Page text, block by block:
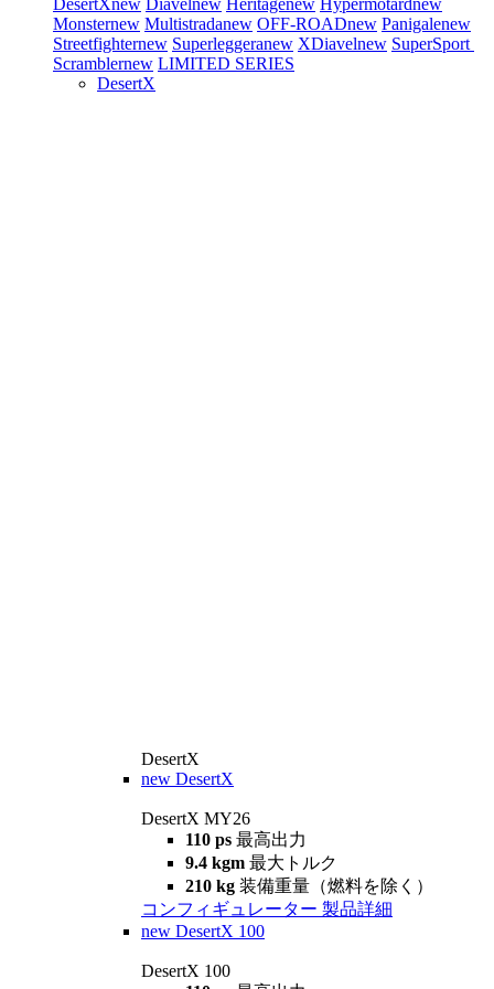
DesertXnew Diavelnew Heritagenew Hypermotardnew
Monsternew Multistradanew OFF-ROADnew Panigalenew
Streetfighternew Superleggeranew XDiavelnew SuperSport
Scramblernew LIMITED SERIES
DesertX
DesertX
new DesertX
DesertX MY26
110 ps 最高出力
9.4 kgm 最大トルク
210 kg 装備重量（燃料を除く）
コンフィギュレーター 製品詳細
new DesertX 100
DesertX 100